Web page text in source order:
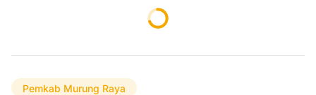
Pemkab Murung Raya